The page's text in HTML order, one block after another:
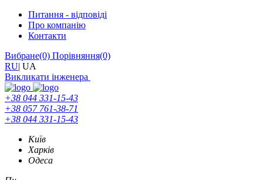
Питання - відповіді
Про компанію
Контакти
Вибране(0) Порівняння(0)
RU| UA
Викликати інженера
+38 044 331-15-43
+38 057 761-38-71
+38 044 331-15-43
Київ
Харків
Одеса